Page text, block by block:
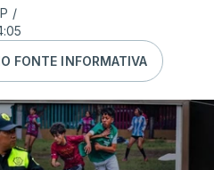
/
FONTE INFORMATIVA